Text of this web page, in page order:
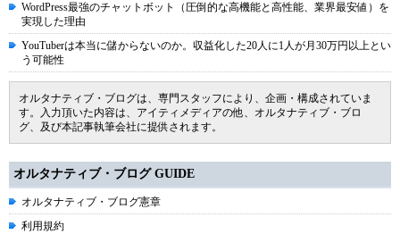
WordPress最強のチャットボット（圧倒的な高機能と高性能、業界最安値）を
実現した理由
YouTuberは本当に儲からないのか。収益化した20人に1人が月30万円以上とい
う可能性
オルタナティブ・ブログは、専門スタッフにより、企画・構成されていま
す。入力頂いた内容は、アイティメディアの他、オルタナティブ・ブロ
グ、及び本記事執筆会社に提供されます。
オルタナティブ・ブログ GUIDE
オルタナティブ・ブログ憲章
利用規約